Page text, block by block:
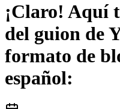
¡Claro! Aquí
del guion de
formato de
español: